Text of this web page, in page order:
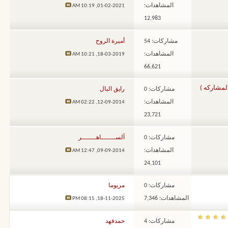
المشاهدات:
12,983
01-02-2021,
10:19 AM
مشاركات: 54
المشاهدات:
66,621
أميرة الروح
18-03-2019,
10:21 AM
) مشاركات: 0
المشاهدات:
23,721
رايق البال
12-09-2014,
02:22 AM
مشاركات: 0
المشاهدات:
24,101
آلســـــــاهـــــــر
09-09-2014,
12:47 AM
مشاركات: 0
المشاهدات: 7,346
مريوما
18-11-2025,
08:15 PM
مشاركات: 4 حمدفهد